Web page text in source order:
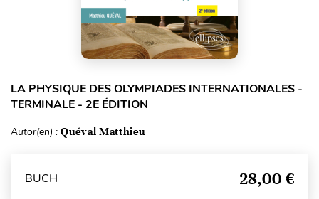
LA PHYSIQUE DES OLYMPIADES INTERNATIONALES -
TERMINALE - 2E ÉDITION
Autor(en) : Quéval Matthieu
BUCH 28,00 €